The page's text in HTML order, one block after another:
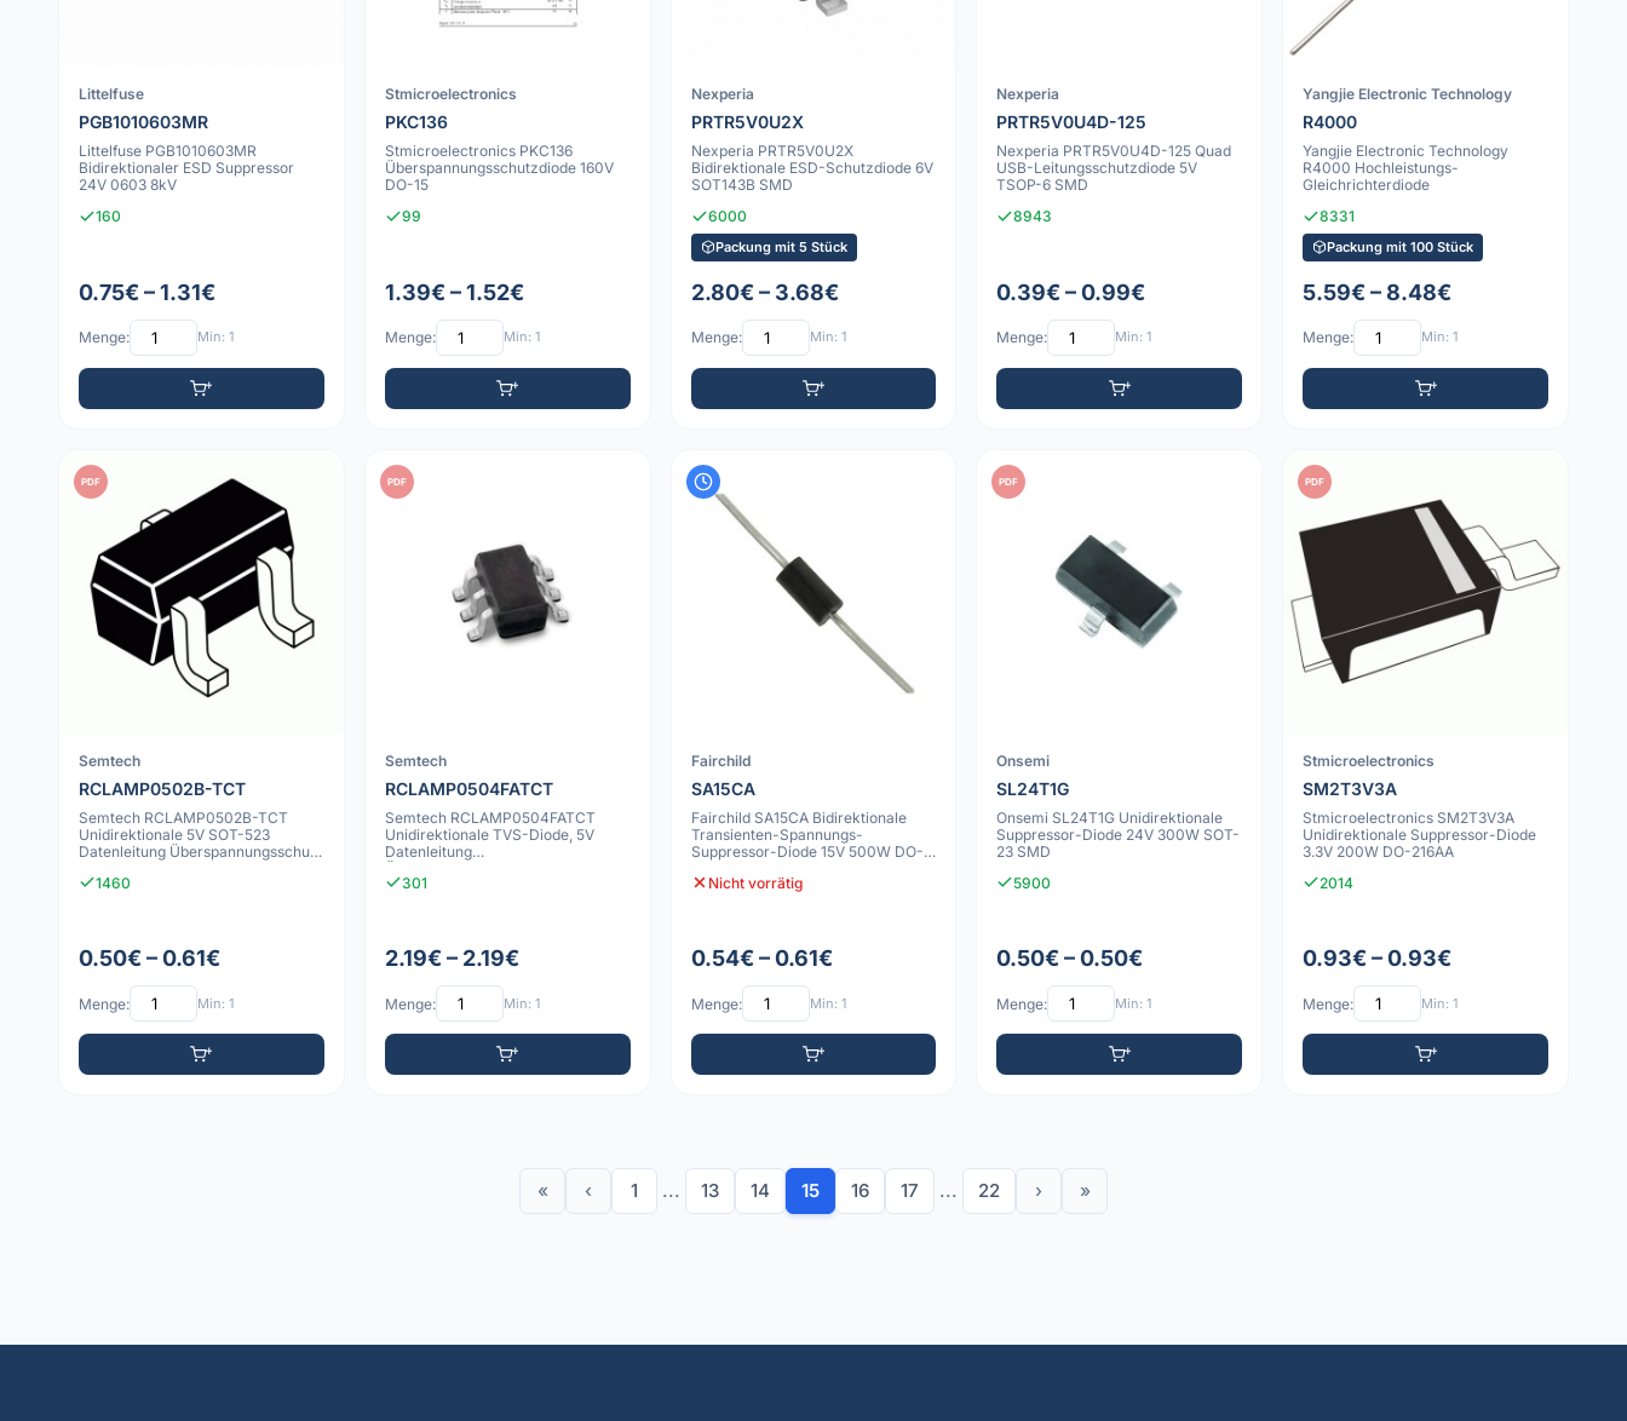
Littelfuse
PGB1010603MR
Littelfuse PGB1010603MR
Bidirektionaler ESD Suppressor
24V 0603 8kV
160
0.75€ – 1.31€
Menge: Min: 1
Stmicroelectronics
PKC136
Stmicroelectronics PKC136
Überspannungsschutzdiode 160V
DO-15
99
1.39€ – 1.52€
Menge: Min: 1
Nexperia
PRTR5V0U2X
Nexperia PRTR5V0U2X
Bidirektionale ESD-Schutzdiode 6V
SOT143B SMD
6000
Packung mit 5 Stück
2.80€ – 3.68€
Menge: Min: 1
Nexperia
PRTR5V0U4D-125
Nexperia PRTR5V0U4D-125 Quad
USB-Leitungsschutzdiode 5V
TSOP-6 SMD
8943
0.39€ – 0.99€
Menge: Min: 1
Yangjie Electronic Technology
R4000
Yangjie Electronic Technology
R4000 Hochleistungs-
Gleichrichterdiode
8331
Packung mit 100 Stück
5.59€ – 8.48€
Menge: Min: 1
PDF
Semtech
RCLAMP0502B-TCT
Semtech RCLAMP0502B-TCT
Unidirektionale 5V SOT-523
Datenleitung Überspannungsschutz
1460
0.50€ – 0.61€
Menge: Min: 1
PDF
Semtech
RCLAMP0504FATCT
Semtech RCLAMP0504FATCT
Unidirektionale TVS-Diode, 5V
Datenleitung
Überspannungsschutz, SC-70/6
SMD
301
2.19€ – 2.19€
Menge: Min: 1
Fairchild
SA15CA
Fairchild SA15CA Bidirektionale
Transienten-Spannungs-
Suppressor-Diode 15V 500W DO-
Nicht vorrätig
0.54€ – 0.61€
Menge: Min: 1
PDF
Onsemi
SL24T1G
Onsemi SL24T1G Unidirektionale
Suppressor-Diode 24V 300W SOT-
23 SMD
5900
0.50€ – 0.50€
Menge: Min: 1
PDF
Stmicroelectronics
SM2T3V3A
Stmicroelectronics SM2T3V3A
Unidirektionale Suppressor-Diode
3.3V 200W DO-216AA
2014
0.93€ – 0.93€
Menge: Min: 1
« ‹ 1 ... 13 14 15 16 17 ... 22 › »